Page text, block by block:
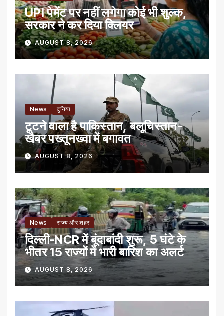
UPI पेमेंट पर नहीं लगेगा कोई भी शुल्क,
सरकार ने कर दिया क्लियर
AUGUST 8, 2026
News दुनिया
टूटने वाला है पाकिस्तान, बलूचिस्तान-
खैबर पख्तूनख्वा में बगावत
AUGUST 8, 2026
News राज्य और शहर
दिल्ली-NCR में बूंदाबांदी शुरू, 5 घंटे के
भीतर 15 राज्यों में भारी बारिश का अलर्ट
AUGUST 8, 2026